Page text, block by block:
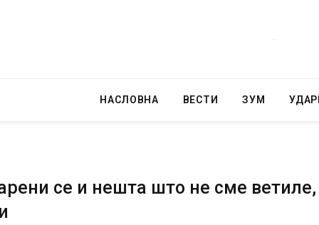
НАСЛОВНА ВЕСТИ ЗУМ
се и нешта што не сме ветиле,
– воведува нова